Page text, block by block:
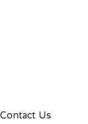
Contact Us